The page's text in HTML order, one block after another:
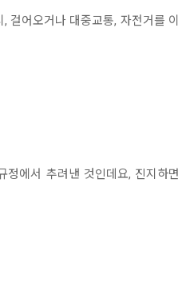
걸어오거나 대중교통, 자전거를 이
에서 추려낸 것인데요, 진지하면